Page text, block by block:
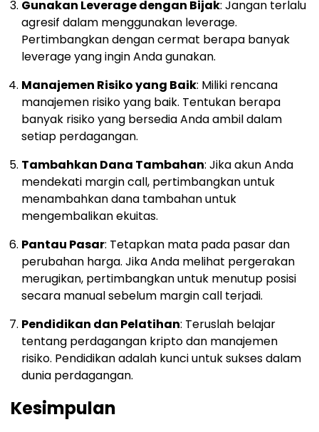
Gunakan Leverage dengan Bijak: Jangan terlalu
agresif dalam menggunakan leverage.
Pertimbangkan dengan cermat berapa banyak
leverage yang ingin Anda gunakan.
Manajemen Risiko yang Baik: Miliki rencana
manajemen risiko yang baik. Tentukan berapa
banyak risiko yang bersedia Anda ambil dalam
setiap perdagangan.
Tambahkan Dana Tambahan: Jika akun Anda
mendekati margin call, pertimbangkan untuk
menambahkan dana tambahan untuk
mengembalikan ekuitas.
Pantau Pasar: Tetapkan mata pada pasar dan
perubahan harga. Jika Anda melihat pergerakan
merugikan, pertimbangkan untuk menutup posisi
secara manual sebelum margin call terjadi.
Pendidikan dan Pelatihan: Teruslah belajar
tentang perdagangan kripto dan manajemen
risiko. Pendidikan adalah kunci untuk sukses dalam
dunia perdagangan.
Kesimpulan